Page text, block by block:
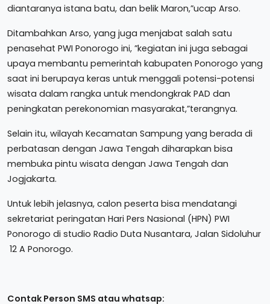
diantaranya istana batu, dan belik Maron,”ucap Arso.
Ditambahkan Arso, yang juga menjabat salah satu
penasehat PWI Ponorogo ini, ”kegiatan ini juga sebagai
upaya membantu pemerintah kabupaten Ponorogo yang
saat ini berupaya keras untuk menggali potensi-potensi
wisata dalam rangka untuk mendongkrak PAD dan
peningkatan perekonomian masyarakat,”terangnya.
Selain itu, wilayah Kecamatan Sampung yang berada di
perbatasan dengan Jawa Tengah diharapkan bisa
membuka pintu wisata dengan Jawa Tengah dan
Jogjakarta.
Untuk lebih jelasnya, calon peserta bisa mendatangi
sekretariat peringatan Hari Pers Nasional (HPN) PWI
Ponorogo di studio Radio Duta Nusantara, Jalan Sidoluhur
12 A Ponorogo.
Contak Person SMS atau whatsap: